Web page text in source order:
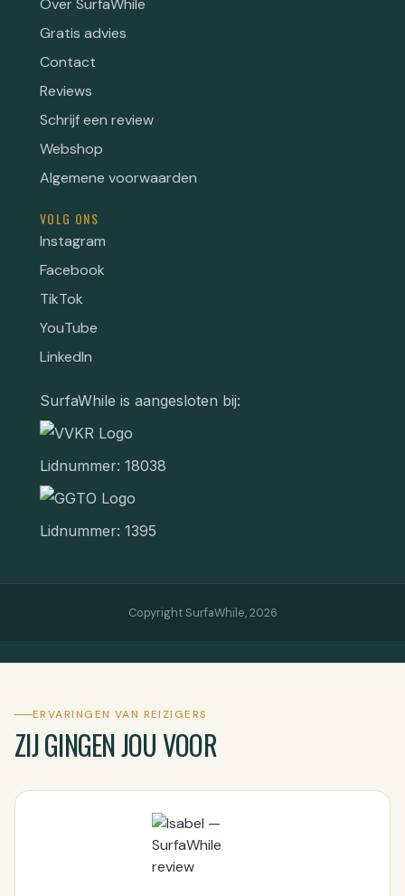
Over SurfaWhile
Gratis advies
Contact
Reviews
Schrijf een review
Webshop
Algemene voorwaarden
VOLG ONS
Instagram
Facebook
TikTok
YouTube
LinkedIn
SurfaWhile is aangesloten bij:
Lidnummer: 18038
Lidnummer: 1395
Copyright SurfaWhile,2026
ERVARINGEN VAN REIZIGERS
ZIJ GINGEN JOU VOOR